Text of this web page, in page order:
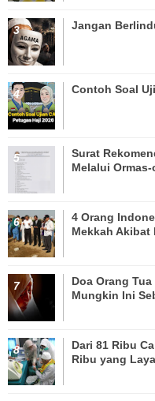
Jangan
Contoh Soal
Surat
Melalui
4 Orang
Mekkah Akibat
Doa Orang
Mungkin Ini
Dari 81 Ribu
Ribu yang